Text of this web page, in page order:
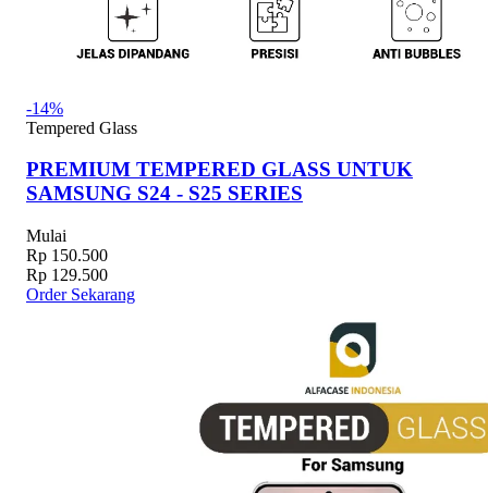
-14%
Tempered Glass
PREMIUM TEMPERED GLASS UNTUK
SAMSUNG S24 - S25 SERIES
Mulai
Rp 150.500
Rp 129.500
Order Sekarang